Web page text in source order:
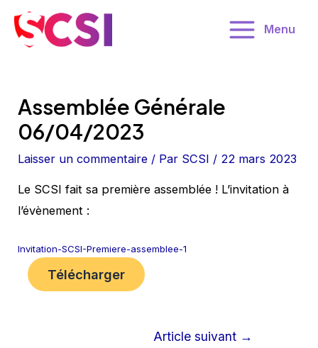
Main
Menu
Assemblée Générale
06/04/2023
Laisser un commentaire / Par SCSI / 22 mars 2023
Le SCSI fait sa première assemblée ! L’invitation à
l’évènement :
Invitation-SCSI-Premiere-assemblee-1
Télécharger
Article suivant →